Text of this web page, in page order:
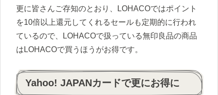
更に皆さんご存知のとおり、LOHACOではポイント
を10倍以上還元してくれるセールも定期的に行われ
ているので、LOHACOで扱っている無印良品の商品
はLOHACOで買うほうがお得です。
Yahoo! JAPANカードで更にお得に